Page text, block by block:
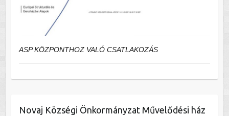
ASP KÖZPONTHOZ VALÓ CSATLAKOZÁS
Novaj Községi Önkormányzat Művelődési ház